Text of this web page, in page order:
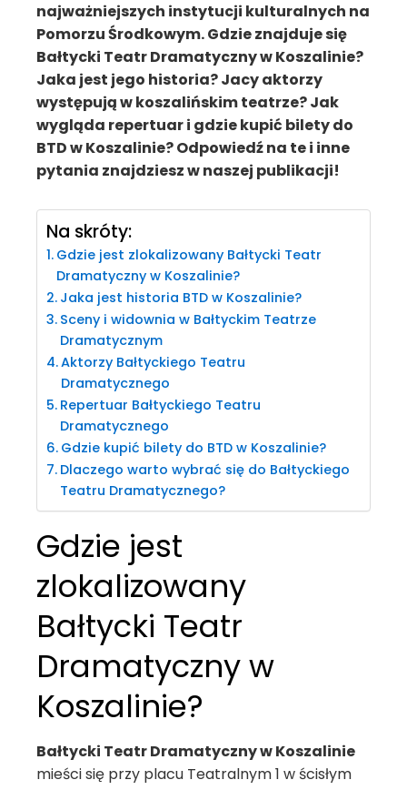
najważniejszych instytucji kulturalnych na
Pomorzu Środkowym. Gdzie znajduje się
Bałtycki Teatr Dramatyczny w Koszalinie?
Jaka jest jego historia? Jacy aktorzy
występują w koszalińskim teatrze? Jak
wygląda repertuar i gdzie kupić bilety do
BTD w Koszalinie? Odpowiedź na te i inne
pytania znajdziesz w naszej publikacji!
Na skróty:
Gdzie jest zlokalizowany Bałtycki Teatr
Dramatyczny w Koszalinie?
Jaka jest historia BTD w Koszalinie?
Sceny i widownia w Bałtyckim Teatrze
Dramatycznym
Aktorzy Bałtyckiego Teatru
Dramatycznego
Repertuar Bałtyckiego Teatru
Dramatycznego
Gdzie kupić bilety do BTD w Koszalinie?
Dlaczego warto wybrać się do Bałtyckiego
Teatru Dramatycznego?
Gdzie jest
zlokalizowany
Bałtycki Teatr
Dramatyczny w
Koszalinie?
Bałtycki Teatr Dramatyczny w Koszalinie
mieści się przy placu Teatralnym 1 w ścisłym